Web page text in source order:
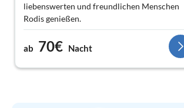
liebenswerten und freundlichen Menschen
Rodis genießen.
Morgens vom Balkon der „Piccola“ aus bei
traumhafter Bergkulisse den Kaffee genießen
und in den Tag starten. So muss Urlaub sein.
Ob beim Relaxen auf der großzügigen
ab 70€ Nacht